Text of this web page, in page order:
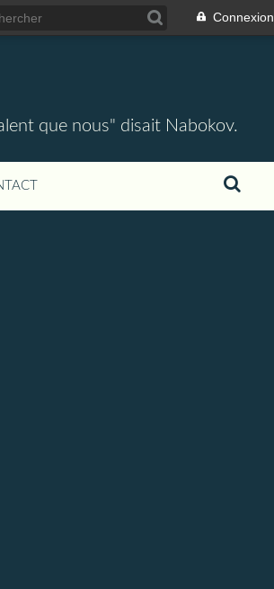
Connexion
que nous" disait Nabokov.